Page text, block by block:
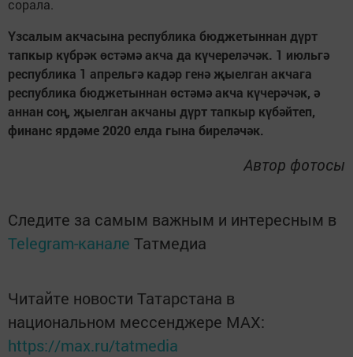
сорала.
Үзсалым акчасына республика бюджетыннан дүрт
тапкыр күбрәк өстәмә акча да күчереләчәк. 1 июльгә
республика 1 апрельгә кадәр генә җыелган акчага
республика бюджетыннан өстәмә акча күчерәчәк, ә
аннан соң, җыелган акчаны дүрт тапкыр күбәйтеп,
финанс ярдәме 2020 елда гына биреләчәк.
Автор фотосы
Следите за самым важным и интересным в
Telegram-канале Татмедиа
Читайте новости Татарстана в
национальном мессенджере MАХ:
https://max.ru/tatmedia